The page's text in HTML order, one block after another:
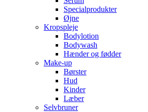
Specialprodukter
Øjne
Kropspleje
Bodylotion
Bodywash
Hænder og fødder
Make-up
Børster
Hud
Kinder
Læber
Selvbruner